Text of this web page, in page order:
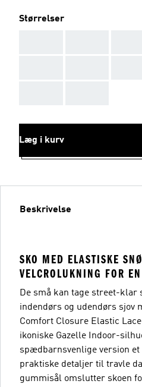
Størrelser
Læg i kurv
Beskrivelse
SKO MED ELASTISKE
VELCROLUKNING FOR
De små kan tage street-klar
indendørs og udendørs sjov
Comfort Closure Elastic
ikoniske Gazelle Indoor-
spædbarnsvenlige version
praktiske detaljer til travle
gummisål omslutter skoen